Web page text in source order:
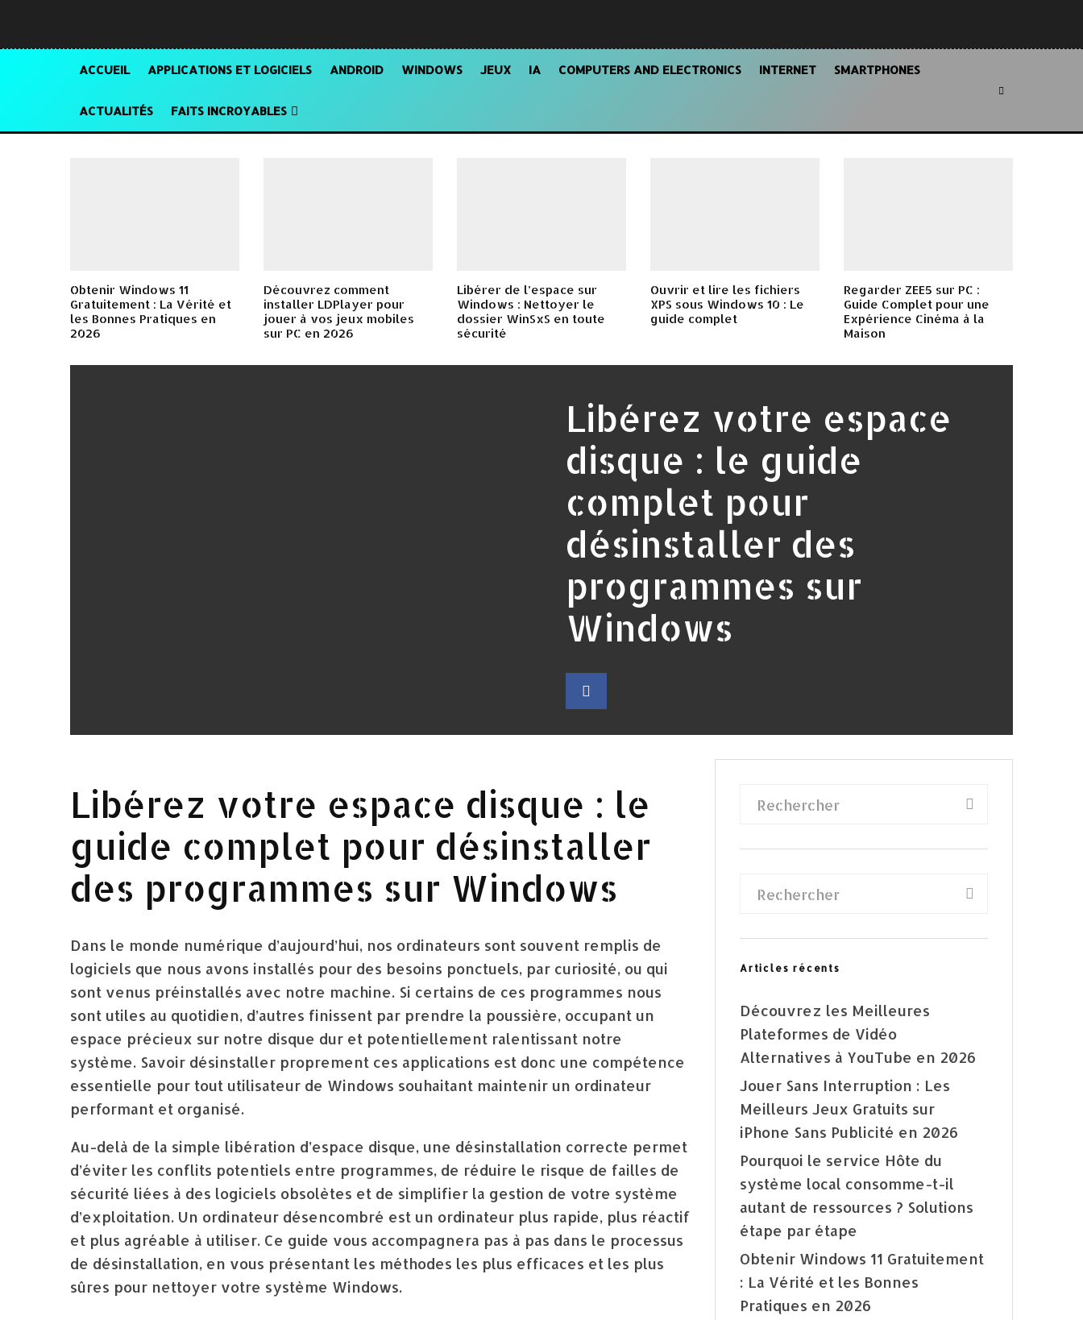
ACCUEIL APPLICATIONS ET LOGICIELS ANDROID WINDOWS JEUX IA COMPUTERS AND ELECTRONICS INTERNET SMARTPHONES
ACTUALITÉS FAITS INCROYABLES
Obtenir Windows 11
Gratuitement : La Vérité et
les Bonnes Pratiques en
2026
Découvrez comment
installer LDPlayer pour
jouer à vos jeux mobiles
sur PC en 2026
Libérer de l’espace sur
Windows : Nettoyer le
dossier WinSxS en toute
sécurité
Ouvrir et lire les fichiers
XPS sous Windows 10 : Le
guide complet
Regarder ZEE5 sur PC :
Guide Complet pour une
Expérience Cinéma à la
Maison
Libérez votre espace
disque : le guide
complet pour
désinstaller des
programmes sur
Windows
Libérez votre espace disque : le
guide complet pour désinstaller
des programmes sur Windows
Dans le monde numérique d’aujourd’hui, nos ordinateurs sont souvent remplis de
logiciels que nous avons installés pour des besoins ponctuels, par curiosité, ou qui
sont venus préinstallés avec notre machine. Si certains de ces programmes nous
sont utiles au quotidien, d’autres finissent par prendre la poussière, occupant un
espace précieux sur notre disque dur et potentiellement ralentissant notre
système. Savoir désinstaller proprement ces applications est donc une compétence
essentielle pour tout utilisateur de Windows souhaitant maintenir un ordinateur
performant et organisé.
Au-delà de la simple libération d’espace disque, une désinstallation correcte permet
d’éviter les conflits potentiels entre programmes, de réduire le risque de failles de
sécurité liées à des logiciels obsolètes et de simplifier la gestion de votre système
d’exploitation. Un ordinateur désencombré est un ordinateur plus rapide, plus réactif
et plus agréable à utiliser. Ce guide vous accompagnera pas à pas dans le processus
de désinstallation, en vous présentant les méthodes les plus efficaces et les plus
sûres pour nettoyer votre système Windows.
Articles récents
Découvrez les Meilleures
Plateformes de Vidéo
Alternatives à YouTube en 2026
Jouer Sans Interruption : Les
Meilleurs Jeux Gratuits sur
iPhone Sans Publicité en 2026
Pourquoi le service Hôte du
système local consomme-t-il
autant de ressources ? Solutions
étape par étape
Obtenir Windows 11 Gratuitement
: La Vérité et les Bonnes
Pratiques en 2026